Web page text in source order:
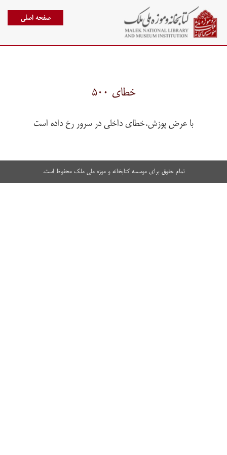
صفحه اصلی
خطای ۵۰۰
با عرض پوزش،خطای داخلی در سرور رخ داده است
تمام حقوق برای موسسه کتابخانه و موزه ملی ملک محفوظ است.